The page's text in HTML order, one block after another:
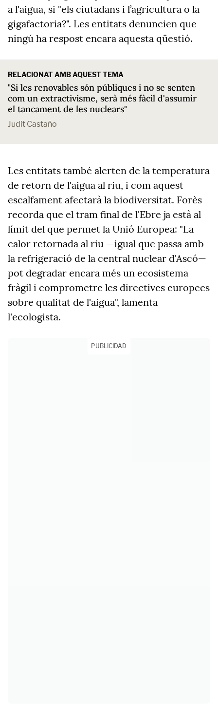
a l'aigua, si "els ciutadans i l’agricultura o la
gigafactoria?". Les entitats denuncien que
ningú ha respost encara aquesta qüestió.
RELACIONAT AMB AQUEST TEMA
"Si les renovables són públiques i no se senten
com un extractivisme, serà més fàcil d'assumir
el tancament de les nuclears"
Judit Castaño
Les entitats també alerten de la temperatura
de retorn de l'aigua al riu, i com aquest
escalfament afectarà la biodiversitat. Forès
recorda que el tram final de l'Ebre ja està al
límit del que permet la Unió Europea: "La
calor retornada al riu —igual que passa amb
la refrigeració de la central nuclear d'Ascó—
pot degradar encara més un ecosistema
fràgil i comprometre les directives europees
sobre qualitat de l'aigua", lamenta
l'ecologista.
PUBLICIDAD